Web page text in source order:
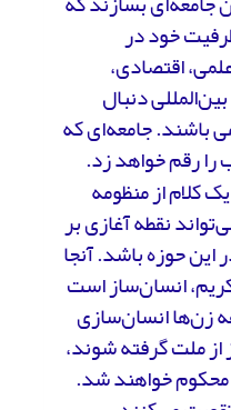
خود در
اقتصادی،
دنبال
باشند. جامعه‌ای که
را رقم خواهد زد.
کلام از منظومه‌
نقطه‌ آغازی بر
حوزه باشد. آنجا
انسان‌ساز است
زن‌ها انسان‌سازی
ملت گرفته شوند،
خواهند شد.